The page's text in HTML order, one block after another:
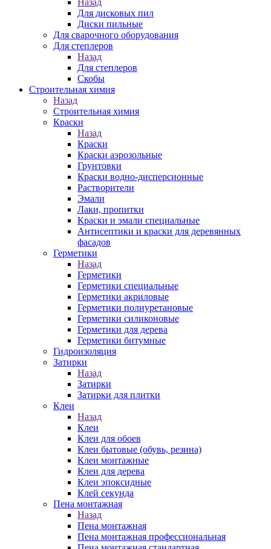
Назад
Для дисковых пил
Диски пильные
Для сварочного оборудования
Для степлеров
Назад
Для степлеров
Скобы
Строительная химия
Назад
Строительная химия
Краски
Назад
Краски
Краски аэрозольные
Грунтовки
Краски водно-дисперсионные
Растворители
Эмали
Лаки, пропитки
Краски и эмали специальные
Антисептики и краски для деревянных
фасадов
Герметики
Назад
Герметики
Герметики специальные
Герметики акриловые
Герметики полиуретановые
Герметики силиконовые
Герметики для дерева
Герметики битумные
Гидроизоляция
Затирки
Назад
Затирки
Затирки для плитки
Клеи
Назад
Клеи
Клеи для обоев
Клеи бытовые (обувь, резина)
Клеи монтажные
Клеи для дерева
Клеи эпоксидные
Клей секунда
Пена монтажная
Назад
Пена монтажная
Пена монтажная профессиональная